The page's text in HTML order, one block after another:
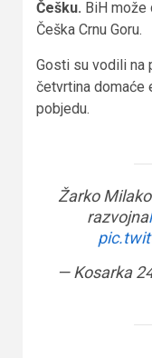
Češku. BiH može
Češka Crnu Goru.
Gosti su vodili na
četvrtina domaće
pobjedu.
Žarko
razvojna
— Kosarka